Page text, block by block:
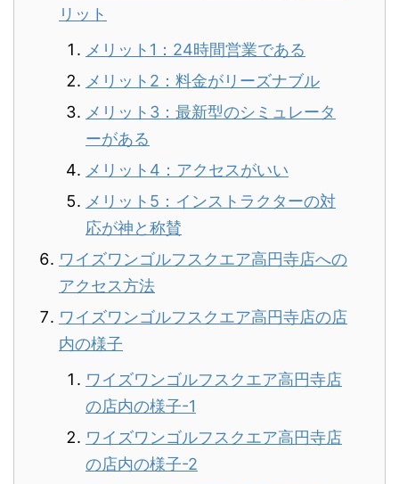
リット
メリット1：24時間営業である
メリット2：料金がリーズナブル
メリット3：最新型のシミュレータ
ーがある
メリット4：アクセスがいい
メリット5：インストラクターの対
応が神と称賛
ワイズワンゴルフスクエア高円寺店への
アクセス方法
ワイズワンゴルフスクエア高円寺店の店
内の様子
ワイズワンゴルフスクエア高円寺店
の店内の様子-1
ワイズワンゴルフスクエア高円寺店
の店内の様子-2